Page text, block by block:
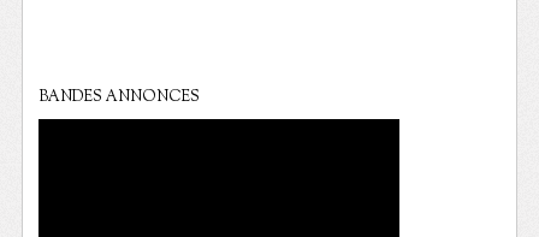
BANDES ANNONCES